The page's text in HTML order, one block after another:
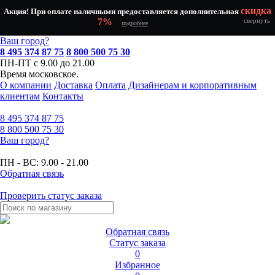
Акция! При оплате наличными предоставляется дополнительная скидка
7%
подробнее свернуть
Ваш город?
8 495 374 87 75 8 800 500 75 30
ПН-ПТ с 9.00 до 21.00
Время московское.
О компании Доставка Оплата Дизайнерам и корпоративным
клиентам Контакты
8 495 374 87 75
8 800 500 75 30
Ваш город?
ПН - ВС: 9.00 - 21.00
Обратная связь
Проверить статус заказа
Обратная связь
Статус заказа
0
Избранное